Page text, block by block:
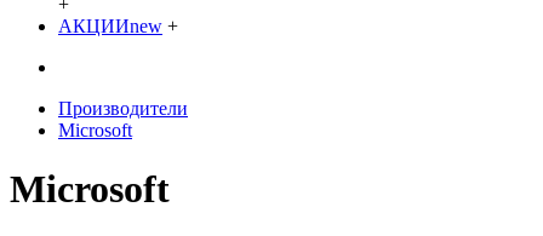
+
АКЦИИnew +
Производители
Microsoft
Microsoft